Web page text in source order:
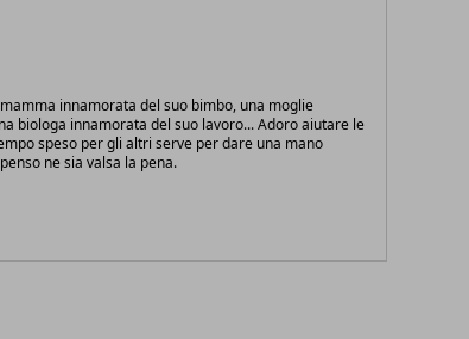
innamorata del suo bimbo, una moglie
biologa innamorata del suo lavoro... Adoro aiutare le
speso per gli altri serve per dare una mano
ne sia valsa la pena.